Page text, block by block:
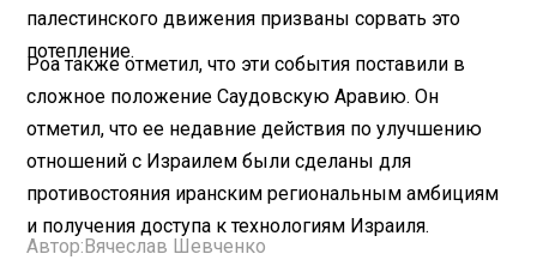
палестинского движения призваны сорвать это
потепление.
Роа также отметил, что эти события поставили в
сложное положение Саудовскую Аравию. Он
отметил, что ее недавние действия по улучшению
отношений с Израилем были сделаны для
противостояния иранским региональным амбициям
и получения доступа к технологиям Израиля.
Автор: Вячеслав Шевченко